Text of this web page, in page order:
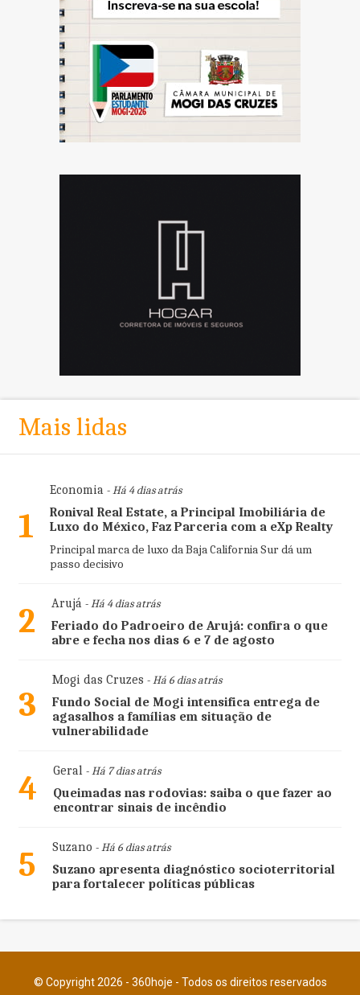
Mais lidas
1
Economia- Há 4 dias atrás
Ronival Real Estate, a Principal Imobiliária de
Luxo do México, Faz Parceria com a eXp Realty
Principal marca de luxo da Baja California Sur dá um
passo decisivo
2 Arujá- Há 4 dias atrás
Feriado do Padroeiro de Arujá: confira o que
abre e fecha nos dias 6 e 7 de agosto
3
Mogi das Cruzes - Há 6 dias atrás
Fundo Social de Mogi intensifica entrega de
agasalhos a famílias em situação de
vulnerabilidade
4 Geral- Há 7 dias atrás
Queimadas nas rodovias: saiba o que fazer ao
encontrar sinais de incêndio
5 Suzano - Há 6 dias atrás
Suzano apresenta diagnóstico socioterritorial
para fortalecer políticas públicas
© Copyright 2026 - 360hoje - Todos os direitos reservados